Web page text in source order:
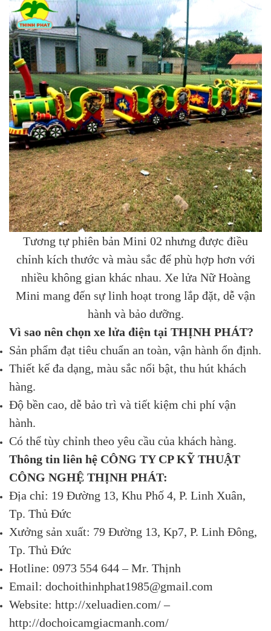
Tương tự phiên bản Mini 02 nhưng được điều
chỉnh kích thước và màu sắc để phù hợp hơn với
nhiều không gian khác nhau. Xe lửa Nữ Hoàng
Mini mang đến sự linh hoạt trong lắp đặt, dễ vận
hành và bảo dưỡng.
Vì sao nên chọn xe lửa điện tại THỊNH PHÁT?
Sản phẩm đạt tiêu chuẩn an toàn, vận hành ổn định.
Thiết kế đa dạng, màu sắc nổi bật, thu hút khách
hàng.
Độ bền cao, dễ bảo trì và tiết kiệm chi phí vận
hành.
Có thể tùy chỉnh theo yêu cầu của khách hàng.
Thông tin liên hệ CÔNG TY CP KỸ THUẬT
CÔNG NGHỆ THỊNH PHÁT:
Địa chỉ: 19 Đường 13, Khu Phố 4, P. Linh Xuân,
Tp. Thủ Đức
Xưởng sản xuất: 79 Đường 13, Kp7, P. Linh Đông,
Tp. Thủ Đức
Hotline: 0973 554 644 – Mr. Thịnh
Email: dochoithinhphat1985@gmail.com
Website: http://xeluadien.com/–
http://dochoicamgiacmanh.com/